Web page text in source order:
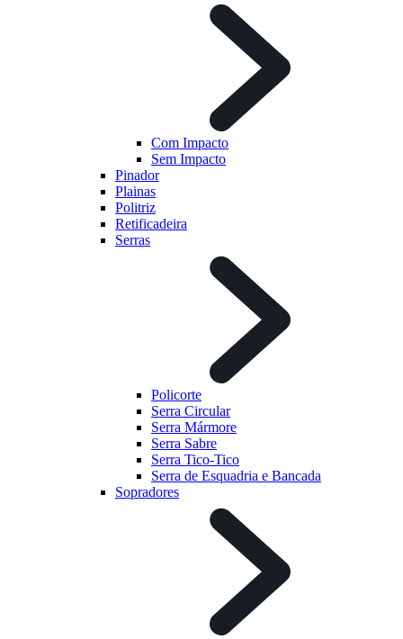
Com Impacto
Sem Impacto
Pinador
Plainas
Politriz
Retificadeira
Serras
Policorte
Serra Circular
Serra Mármore
Serra Sabre
Serra Tico-Tico
Serra de Esquadria e Bancada
Sopradores